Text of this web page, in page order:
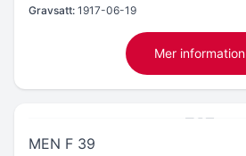
Gravsatt: 1917-06-19
Mer information
MEN F 39